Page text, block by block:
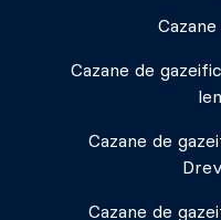
Cazane de
Cazane de
Cazane de